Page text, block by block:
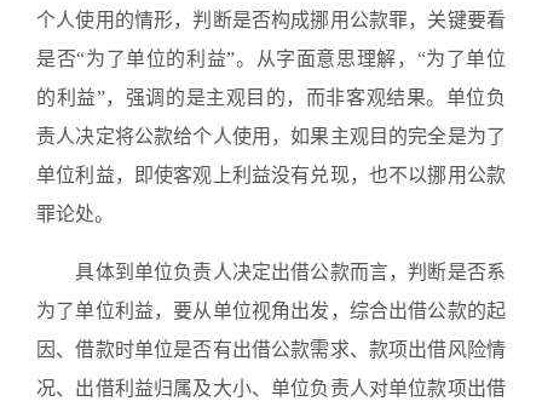
个人使用的情形，判断是否构成挪用公款罪，关键要看
是否“为了单位的利益”。从字面意思理解，“为了单位
的利益”，强调的是主观目的，而非客观结果。单位负
责人决定将公款给个人使用，如果主观目的完全是为了
单位利益，即使客观上利益没有兑现，也不以挪用公款
罪论处。
具体到单位负责人决定出借公款而言，判断是否系
为了单位利益，要从单位视角出发，综合出借公款的起
因、借款时单位是否有出借公款需求、款项出借风险情
况、出借利益归属及大小、单位负责人对单位款项出借